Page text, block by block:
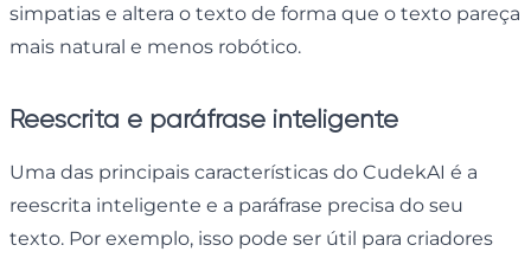
simpatias e altera o texto de forma que o texto pareça
mais natural e menos robótico.
Reescrita e paráfrase inteligente
Uma das principais características do CudekAI é a
reescrita inteligente e a paráfrase precisa do seu
texto. Por exemplo, isso pode ser útil para criadores